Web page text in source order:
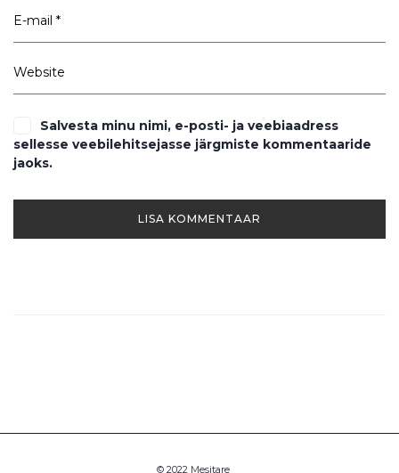
Salvesta minu nimi, e-posti- ja veebiaadress
sellesse veebilehitsejasse järgmiste kommentaaride
jaoks.
© 2022 Mesitare